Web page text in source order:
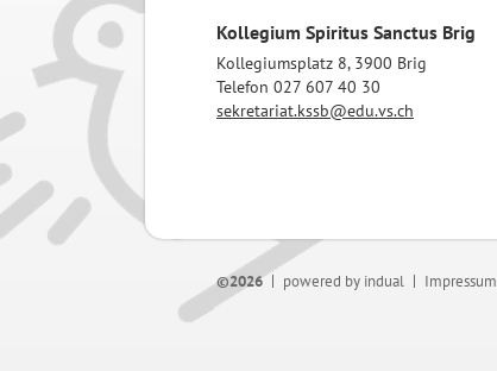
Kollegium Spiritus Sanctus Brig
Kollegiumsplatz 8, 3900 Brig
Telefon 027 607 40 30
sekretariat.kssb@edu.vs.ch
©2026 powered by indual Impressum